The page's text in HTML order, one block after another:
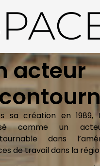
acteur
sa création en 1989,
comme un
dans
de travail dans la